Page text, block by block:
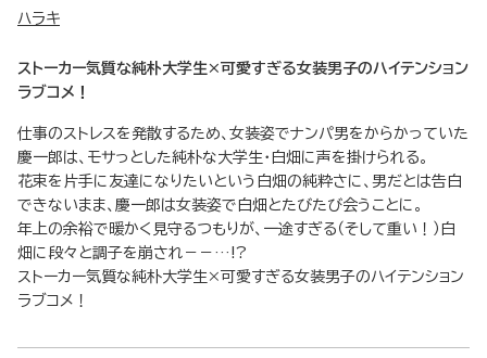
ハラキ
ストーカー気質な純朴大学生×可愛すぎる女装男子のハイテンション
ラブコメ！
仕事のストレスを発散するため、女装姿でナンパ男をからかっていた
慶一郎は、モサっとした純朴な大学生・白畑に声を掛けられる。
花束を片手に友達になりたいという白畑の純粋さに、男だとは告白
できないまま、慶一郎は女装姿で白畑とたびたび会うことに。
年上の余裕で暖かく見守るつもりが、一途すぎる（そして重い！）白
畑に段々と調子を崩され－－…!?
ストーカー気質な純朴大学生×可愛すぎる女装男子のハイテンション
ラブコメ！